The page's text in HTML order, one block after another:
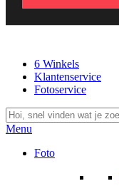
6 Winkels
Klantenservice
Fotoservice
Menu
Foto